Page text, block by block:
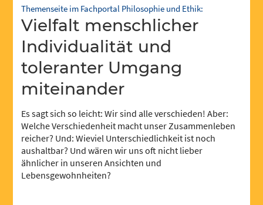
Themenseite im Fachportal Philosophie und Ethik:
Vielfalt menschlicher
Individualität und
toleranter Umgang
miteinander
Es sagt sich so leicht: Wir sind alle verschieden! Aber:
Welche Verschiedenheit macht unser Zusammenleben
reicher? Und: Wieviel Unterschiedlichkeit ist noch
aushaltbar? Und wären wir uns oft nicht lieber
ähnlicher in unseren Ansichten und
Lebensgewohnheiten?